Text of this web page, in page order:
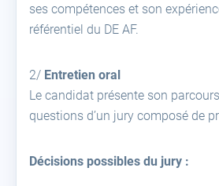
ses compétences et son
référentiel du DE AF.
2️/ Entretien oral
Le candidat présente son
questions d’un jury composé de
Décisions possibles du jury :